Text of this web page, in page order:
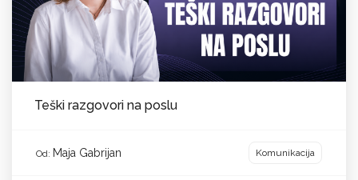
Teški razgovori na poslu
Od: Maja Gabrijan Komunikacija